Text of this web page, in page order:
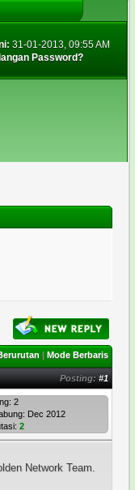
31-01-2013, 09:55 AM
Password?
|Mode Berbaris
Posting:#1
2
Dec 2012
2
Network Team.